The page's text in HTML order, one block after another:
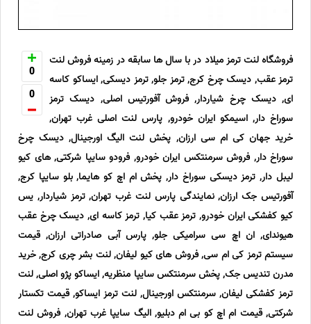
0
0
فروشگاه لنت ترمز میلاد در با سال ها سابقه در زمینه فروش لنت
ترمز عقب, دیسک چرخ کرج, ترمز جلو, ترمز دیسکی, ایساکو کاسه
ای, دیسک چرخ شیاردار, فروش آفورتیس اصلی, دیسک ترمز
سوراخ دار, اسیمکو ایران خودرو, پارس لنت اصلی غرب تهران,
خرید جهان کی ام سی ارزان, پخش لنت الیگ اورجینال, دیسک چرخ
سوراخ دار, فروش سرمنتکس ایران خودرو, فرودو سایپا شرکتی, های کیو
لیبل دار, ترمز دیسکی سوراخ دار, پخش ام اچ کو هایما, بلو سایپا کرج,
آفورتیس جک ارزان, نمایندگی پارس لنت غرب تهران, ترمز شیاردار, یس
کیو کفشکی ایران خودرو, ترمز عقب کیا, ترمز کاسه ای, دیسک چرخ عقب
هیوندای, ان اچ سی سرامیکی جلو, پارس آبی صادراتی ارزان, قیمت
سیستم ترمز کی ام سی, فروش های کیو لیفان, لنت بشر چری کرج, خرید
مدرن تندیس جک, پخش سرمنتکس سایپا منظریه, ایساکو پژو اصلی, لنت
ترمز کفشکی لیفان, سرمنتکس اورجینال, لنت ترمز ایساکو, قیمت تکستار
شرکتی, قیمت ام اچ کو بی ام دبلیو, الیگ سایپا غرب تهران, فروش لنت